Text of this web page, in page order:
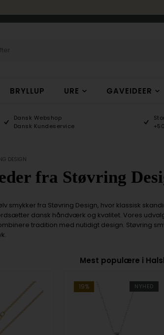
BRYLLUP URE GAVEIDEER
Dansk Webshop
Dansk Kundeservice
DESIGN
fra Støvring
smykker fra Støvring Design, hvor klassisk
dansk håndværk og kvalitet. Vores
tradition med nutidigt design. Støvring
Mest populære i
NYHED
19%